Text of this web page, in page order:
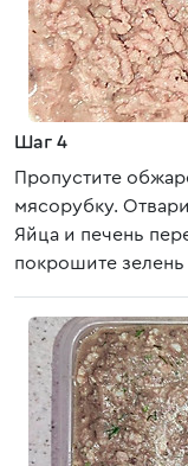
Шаг 4
Пропустите
мясорубку.
Яйца и печень
покрошите